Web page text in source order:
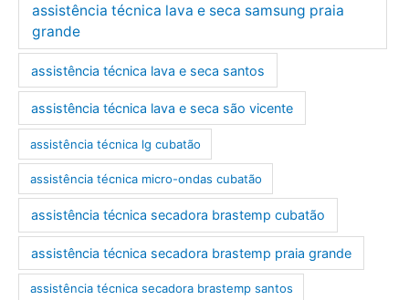
assistência técnica lava e seca samsung praia
grande
assistência técnica lava e seca santos
assistência técnica lava e seca são vicente
assistência técnica lg cubatão
assistência técnica micro-ondas cubatão
assistência técnica secadora brastemp cubatão
assistência técnica secadora brastemp praia grande
assistência técnica secadora brastemp santos